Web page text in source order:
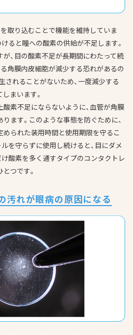
取り込むことで機能を維持していま
ると瞳への酸素の供給が不足します。
、目の酸素不足が長期間にわたって続
角膜内皮細胞が減少する恐れがあるの
されることがないため、一度減少する
まいます。
素不足にならないように、血管が角膜
ます。このような事態を防ぐために、
られた装用時間と使用期限を守るこ
を守らずに使用し続けると、目にダメ
酸素を多く通すタイプのコンタクトレ
つです。
汚れが眼病の原因になる